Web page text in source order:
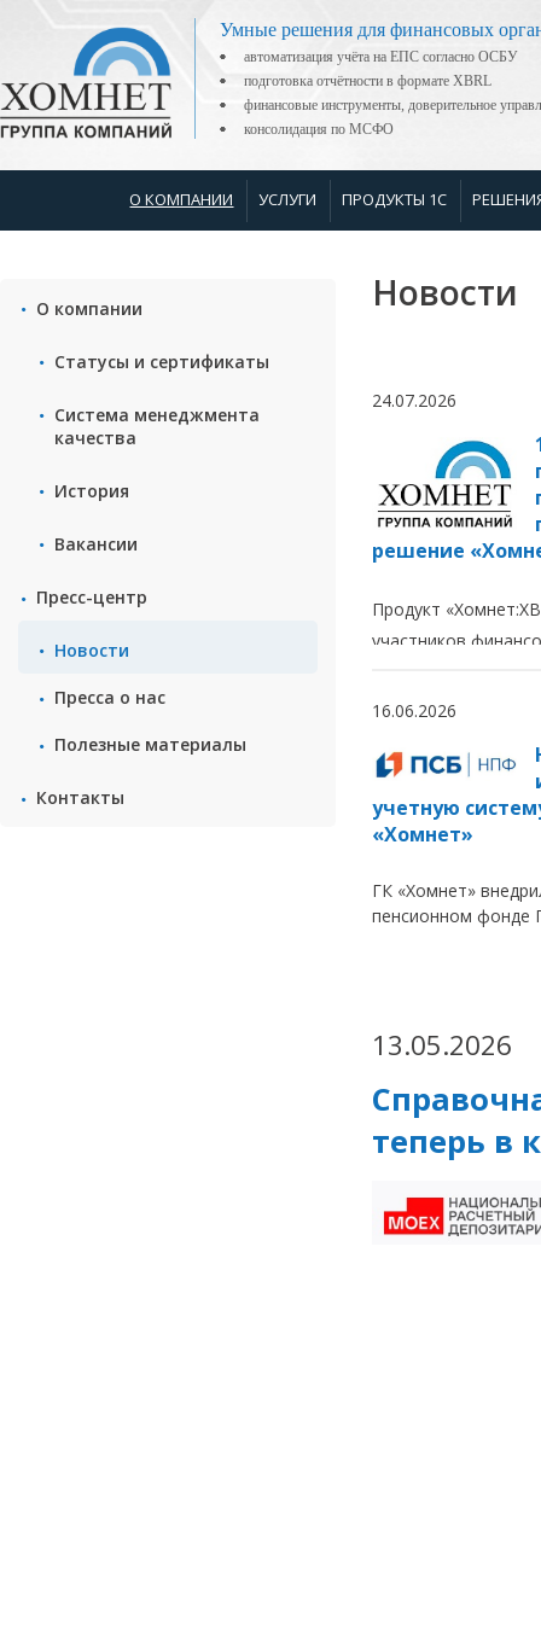
Умные решения для финансовых
автоматизация учёта на ЕПС согласно ОСБУ
подготовка отчётности в формате XBRL
финансовые инструменты, доверительное
консолидация по МСФО
О КОМПАНИИ УСЛУГИ ПРОДУКТЫ 1С
О компании
Статусы и сертификаты
Система менеджмента
качества
История
Вакансии
Пресс-центр
Новости
Пресса о нас
Полезные материалы
Контакты
Новости
24.07.2026
решение
Продукт
участников
учётно-
работать с
фактов) занимает
объёмов
информации.
16.06.2026
учетную
«Хомнет»
ГК «Хомнет»
пенсионном фонде
13.05.2026
теперь в